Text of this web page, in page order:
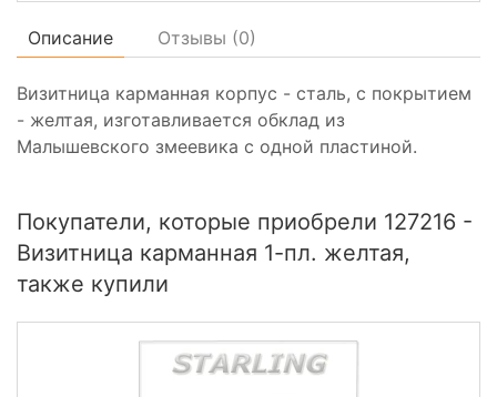
Описание Отзывы (0)
Визитница карманная корпус - сталь, с покрытием
- желтая, изготавливается обклад из
Малышевского змеевика с одной пластиной.
Покупатели, которые приобрели 127216 -
Визитница карманная 1-пл. желтая,
также купили